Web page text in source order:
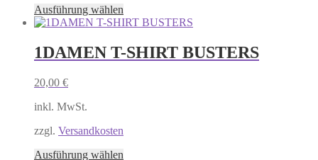
gewählt
werden
Ausführung wählen
Produkt
mehrere
Varianten
der
1DAMEN T-SHIRT BUSTERS
20,00 €
inkl. MwSt.
zzgl. Versandkosten
Ausführung wählen